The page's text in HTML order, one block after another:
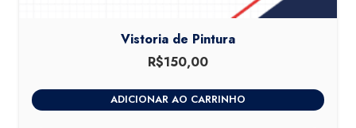
Vistoria de Pintura
R$150,00
ADICIONAR AO CARRINHO